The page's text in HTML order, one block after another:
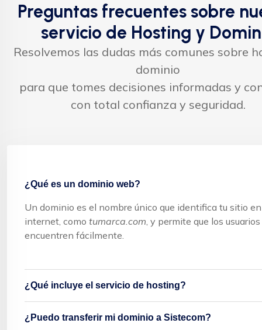
Preguntas frecuentes sobre
servicio de Hosting y
Resolvemos las dudas más comunes sobre
dominio
para que tomes decisiones informadas y
con total confianza y seguridad.
¿Qué es un dominio web?
Un dominio es el nombre único que identifica tu sitio en
internet, como tumarca.com, y permite que los
encuentren fácilmente.
¿Qué incluye el servicio de hosting?
¿Puedo transferir mi dominio a Sistecom?